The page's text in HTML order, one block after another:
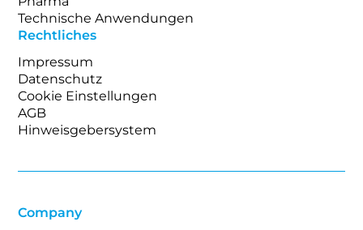
Technische Anwendungen
Rechtliches
Impressum
Datenschutz
Cookie Einstellungen
AGB
Hinweisgebersystem
Company